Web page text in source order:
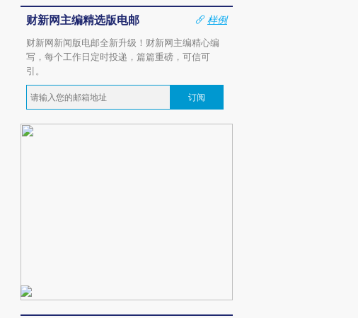
财新网主编精选版电邮
样例
财新网新闻版电邮全新升级！财新网主编精心编
写，每个工作日定时投递，篇篇重磅，可信可
引。
订阅